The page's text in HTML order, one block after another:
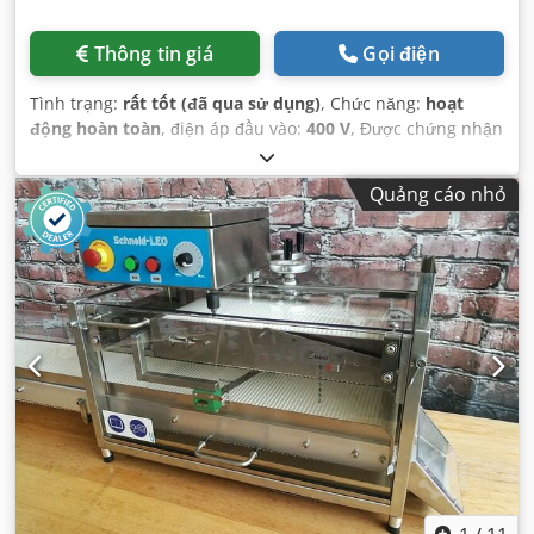
Thông tin giá Gọi điện
Tình trạng: rất tốt (đã qua sử dụng), Chức năng: hoạt
động hoàn toàn, điện áp đầu vào: 400 V, Được chứng nhận
, chiều rộng cắt (tối đa):
dòng điện đầu vào:ba pha, công suất danh định:2 kW
(2,72 mã lực), tần số đầu vào:50 Hz, năm đại tu cuối cùng:
2026, yêu cầu về chiều cao:500 mm, yêu cầu không gian
chiều dài:660 mm, chiều rộng yêu cầu:950 mm,
Quảng cáo nhỏ